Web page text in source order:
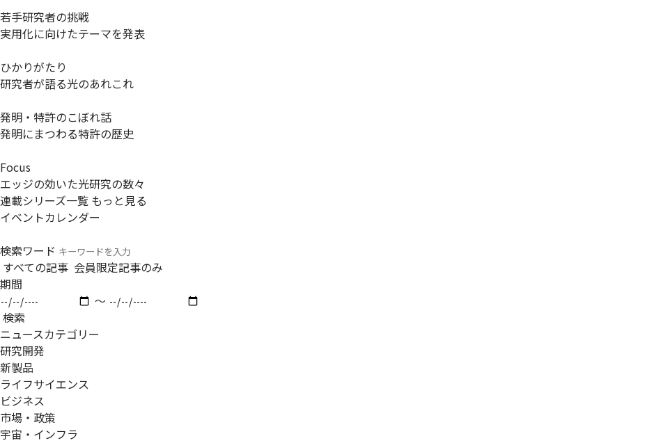
若手研究者の挑戦
実用化に向けたテーマを発表
ひかりがたり
研究者が語る光のあれこれ
発明・特許のこぼれ話
発明にまつわる特許の歴史
Focus
エッジの効いた光研究の数々
連載シリーズ一覧 もっと見る
イベントカレンダー
検索ワード
すべての記事 会員限定記事のみ
期間
〜
検索
ニュースカテゴリー
研究開発
新製品
ライフサイエンス
ビジネス
市場・政策
宇宙・インフラ